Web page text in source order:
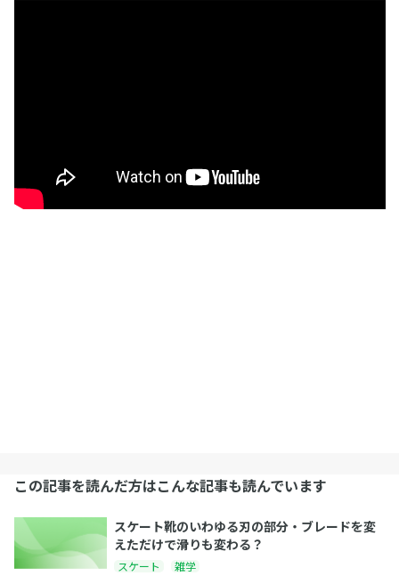
この記事を読んだ方はこんな記事も読んでいます
スケート靴のいわゆる刃の部分・ブレードを変
えただけで滑りも変わる？
スケート 雑学